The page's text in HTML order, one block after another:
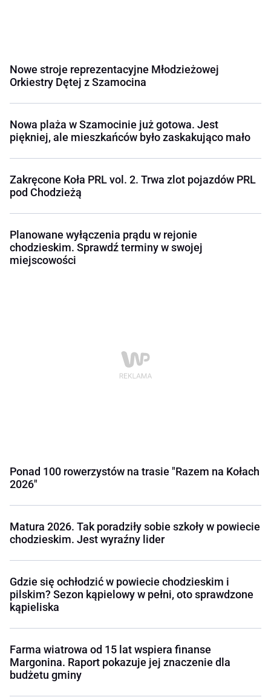
Nowe stroje reprezentacyjne Młodzieżowej
Orkiestry Dętej z Szamocina
Nowa plaża w Szamocinie już gotowa. Jest
piękniej, ale mieszkańców było zaskakująco mało
Zakręcone Koła PRL vol. 2. Trwa zlot pojazdów PRL
pod Chodzieżą
Planowane wyłączenia prądu w rejonie
chodzieskim. Sprawdź terminy w swojej
miejscowości
Ponad 100 rowerzystów na trasie "Razem na Kołach
2026"
Matura 2026. Tak poradziły sobie szkoły w powiecie
chodzieskim. Jest wyraźny lider
Gdzie się ochłodzić w powiecie chodzieskim i
pilskim? Sezon kąpielowy w pełni, oto sprawdzone
kąpieliska
Farma wiatrowa od 15 lat wspiera finanse
Margonina. Raport pokazuje jej znaczenie dla
budżetu gminy